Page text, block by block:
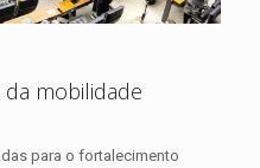
mobilidade
para o fortalecimento